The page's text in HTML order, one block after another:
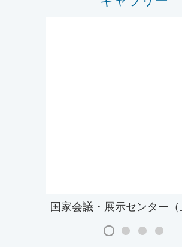
国家会議・展示センター（